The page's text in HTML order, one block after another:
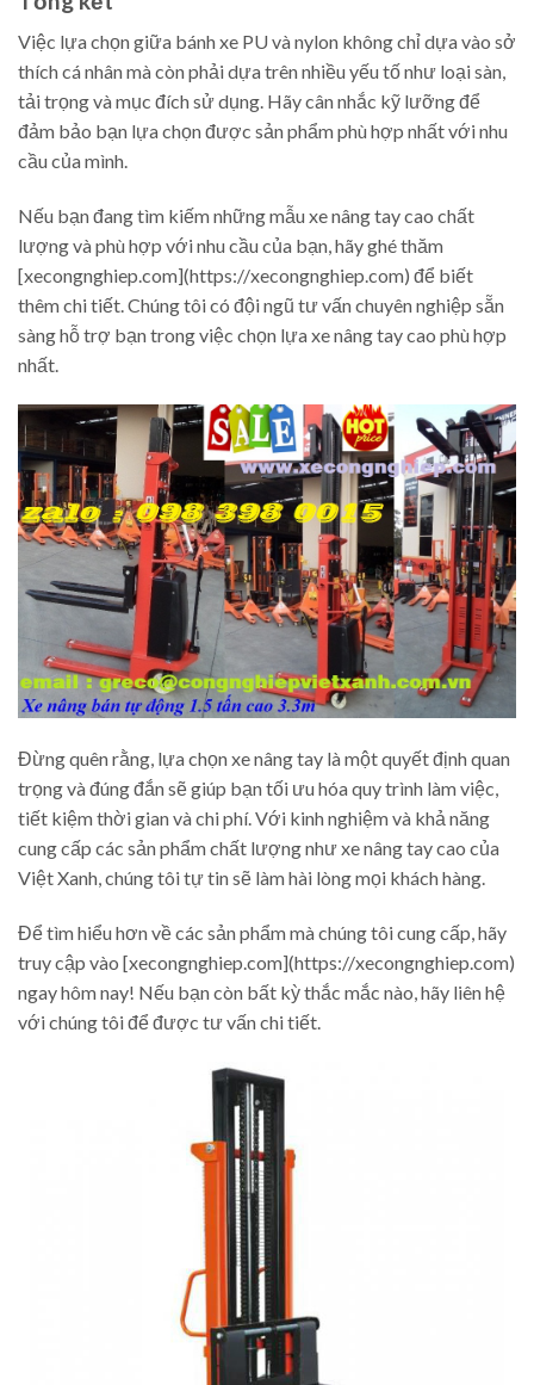
Việc lựa chọn giữa bánh xe PU và nylon không chỉ dựa vào sở
thích cá nhân mà còn phải dựa trên nhiều yếu tố như loại sàn,
tải trọng và mục đích sử dụng. Hãy cân nhắc kỹ lưỡng để
đảm bảo bạn lựa chọn được sản phẩm phù hợp nhất với nhu
cầu của mình.
Nếu bạn đang tìm kiếm những mẫu xe nâng tay cao chất
lượng và phù hợp với nhu cầu của bạn, hãy ghé thăm
[xecongnghiep.com](https://xecongnghiep.com) để biết
thêm chi tiết. Chúng tôi có đội ngũ tư vấn chuyên nghiệp sẵn
sàng hỗ trợ bạn trong việc chọn lựa xe nâng tay cao phù hợp
nhất.
Đừng quên rằng, lựa chọn xe nâng tay là một quyết định quan
trọng và đúng đắn sẽ giúp bạn tối ưu hóa quy trình làm việc,
tiết kiệm thời gian và chi phí. Với kinh nghiệm và khả năng
cung cấp các sản phẩm chất lượng như xe nâng tay cao của
Việt Xanh, chúng tôi tự tin sẽ làm hài lòng mọi khách hàng.
Để tìm hiểu hơn về các sản phẩm mà chúng tôi cung cấp, hãy
truy cập vào [xecongnghiep.com](https://xecongnghiep.com)
ngay hôm nay! Nếu bạn còn bất kỳ thắc mắc nào, hãy liên hệ
với chúng tôi để được tư vấn chi tiết.